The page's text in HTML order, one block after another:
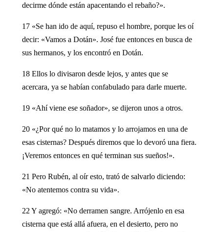
decirme dónde están apacentando el rebaño?».
17 «Se han ido de aquí, repuso el hombre, porque les oí
decir: «Vamos a Dotán». José fue entonces en busca de
sus hermanos, y los encontró en Dotán.
18 Ellos lo divisaron desde lejos, y antes que se
acercara, ya se habían confabulado para darle muerte.
19 «Ahí viene ese soñador», se dijeron unos a otros.
20 «¿Por qué no lo matamos y lo arrojamos en una de
esas cisternas? Después diremos que lo devoró una fiera.
¡Veremos entonces en qué terminan sus sueños!».
21 Pero Rubén, al oír esto, trató de salvarlo diciendo:
«No atentemos contra su vida».
22 Y agregó: «No derramen sangre. Arrójenlo en esa
cisterna que está allá afuera, en el desierto, pero no